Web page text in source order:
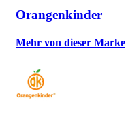
Orangenkinder
Mehr von dieser Marke